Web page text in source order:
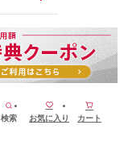
検索 お気に入り カート